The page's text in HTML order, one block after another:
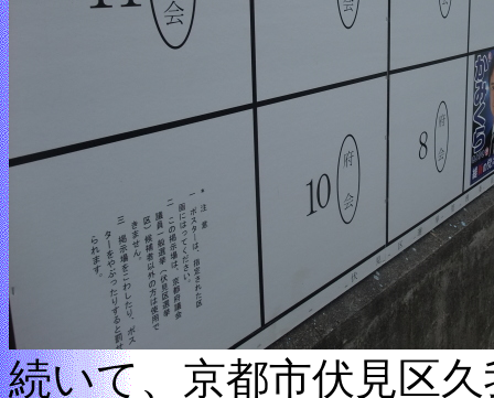
続いて、京都市伏見区